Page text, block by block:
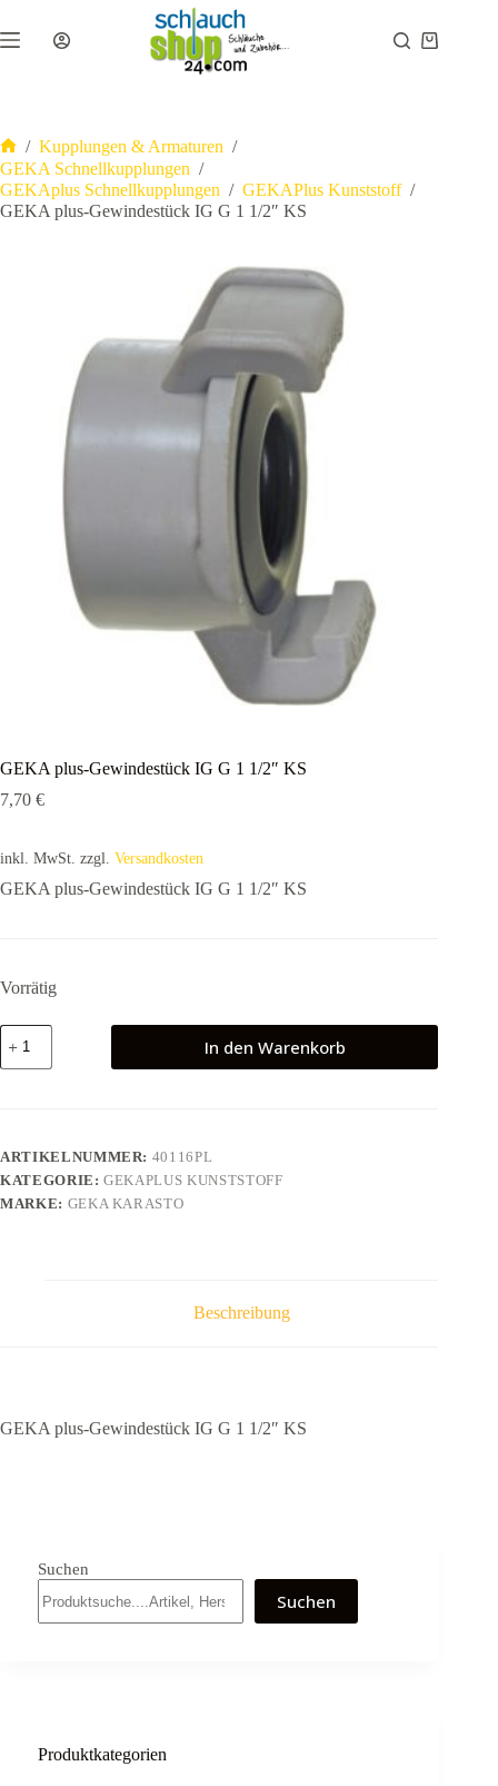
Inhalt
springen
Warenkorb
Start
/ Kupplungen & Armaturen /
GEKA Schnellkupplungen /
GEKAplus Schnellkupplungen / GEKAPlus Kunststoff /
GEKA plus-Gewindestück IG G 1 1/2″ KS
GEKA plus-Gewindestück IG G 1 1/2″ KS
7,70 €
inkl. MwSt. zzgl. Versandkosten
GEKA plus-Gewindestück IG G 1 1/2″ KS
Vorrätig
GEKA
plus-
Gewindestück
KS
Menge
In den Warenkorb
ARTIKELNUMMER: 40116PL
KATEGORIE:GEKAPLUS KUNSTSTOFF
MARKE: GEKA KARASTO
Beschreibung
GEKA plus-Gewindestück IG G 1 1/2″ KS
Suchen
Suchen
Produktkategorien